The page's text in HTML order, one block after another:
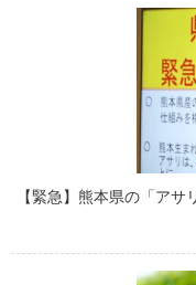
【緊急】熊本県の「アサ